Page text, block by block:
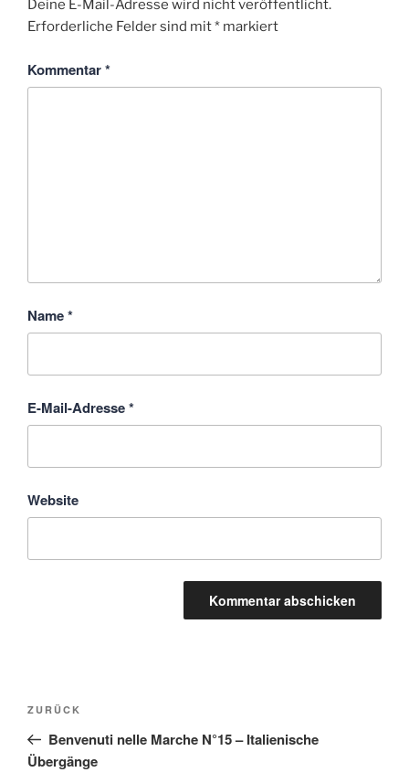
Deine E-Mail-Adresse wird nicht veröffentlicht.
Erforderliche Felder sind mit* markiert
Kommentar*
Name*
E-Mail-Adresse*
Website
Beitragsnavigation
Vorheriger
Beitrag
ZURÜCK
Benvenuti nelle Marche N°15 – Italienische
Übergänge